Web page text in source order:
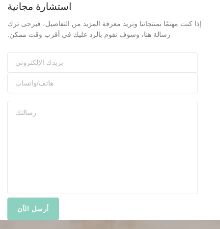
استشارة مجانية
إذا كنت مهتمًا بمنتجاتنا وتريد معرفة المزيد من التفاصيل، فيرجى ترك
رسالة هنا، وسوف نقوم بالرد عليك في أقرب وقت ممكن.